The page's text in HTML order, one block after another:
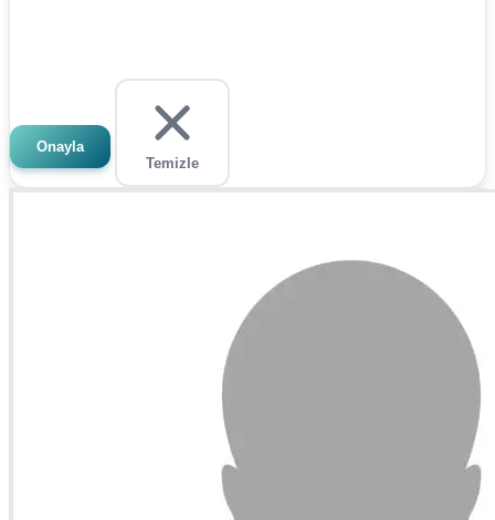
Onayla
Temizle